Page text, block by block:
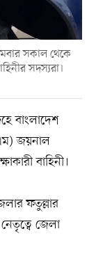
সকাল থেকে
সদস্যরা।
বাংলাদেশ
জয়নাল
বাহিনী।
ফতুল্লার
জেলা